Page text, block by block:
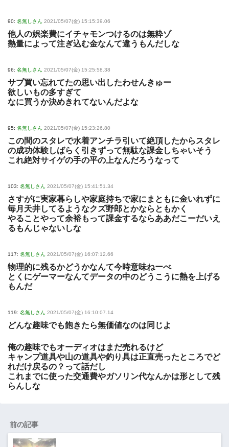
90: 名無しさん 2021/05/07(金) 15:15:39.06
他人の娯楽費にイチャモンつけるのは無粋ゾ
熱量によって注ぎ込む金なんて違うもんだしな
96: 名無しさん 2021/05/07(金) 15:25:58.38
サプ買い忘れてたの思い出したわせんきゅー
欲しいもの多すぎて
なに買うか決めきれてないんだよな
95: 名無しさん 2021/05/07(金) 15:23:26.80
この間のスタレで水着アンチラ引いて絶頂したからスタレ
の成功体験しばらく引きずって無駄な課金しちゃいそう
これ絶対サイゲの手の平の上なんだろうなって
103: 名無しさん 2021/05/07(金) 15:41:51.34
さすがに実家暮らしや家庭持ちで家にまともに金いれずに
毎月天井してるようなクズ野郎とかならともかく
やることやって余裕もって課金するならああだこーだいえ
るもんじゃないしな
117: 名無しさん 2021/05/07(金) 16:07:12.66
物理的に残るかどうかなんて今時意味ねーべ
とくにゲーマーなんてデータの中のどうこうに熱を上げる
もんだ
119: 名無しさん 2021/05/07(金) 16:10:07.14
どんな趣味でも飽きたら無価値なのは同じよ
俺の趣味でもオーディオはまだ売れるけど
キャンプ道具や山の道具や釣り具は正直売ったところでど
れだけ戻るの？って話だし
これまでに使った交通費やガソリン代なんかは形として残
らんしな
前の記事